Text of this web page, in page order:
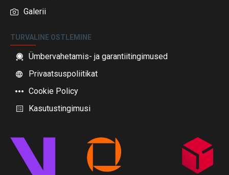
Galerii
TURVALINE OSTLEMINE
Ümbervahetamis- ja garantiitingimused
Privaatsuspoliitikat
Cookie Policy
Kasutustingimusi